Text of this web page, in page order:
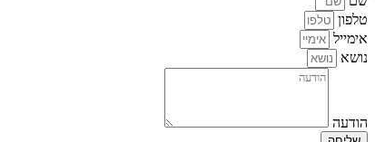
טלפון
אימייל
נושא
הודעה